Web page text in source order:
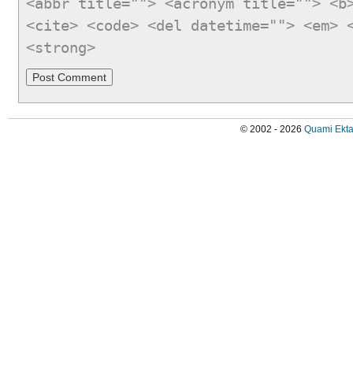
<cite> <code> <del datetime="">
<strong>
© 2002 - 2026 Quami